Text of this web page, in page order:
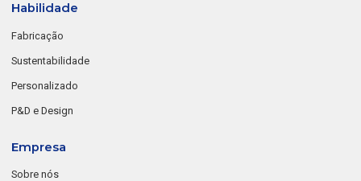
Habilidade
Fabricação
Sustentabilidade
Personalizado
P&D e Design
Empresa
Sobre nós